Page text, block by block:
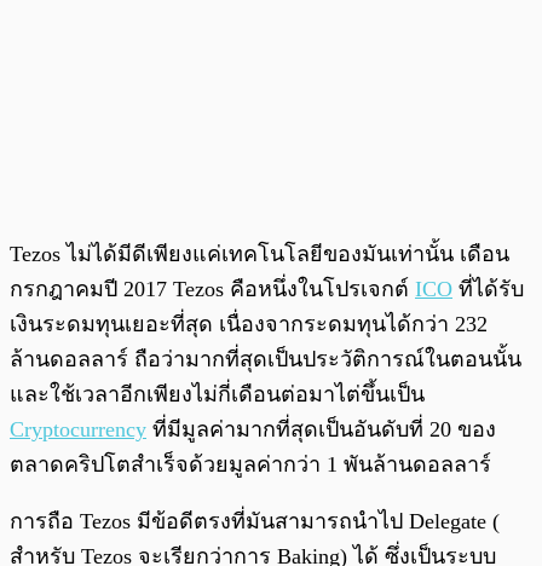
Tezos ไม่ได้มีดีเพียงแค่เทคโนโลยีของมันเท่านั้น เดือน
กรกฎาคมปี 2017 Tezos คือหนึ่งในโปรเจกต์ ICO ที่ได้รับ
เงินระดมทุนเยอะที่สุด เนื่องจากระดมทุนได้กว่า 232
ล้านดอลลาร์ ถือว่ามากที่สุดเป็นประวัติการณ์ในตอนนั้น
และใช้เวลาอีกเพียงไม่กี่เดือนต่อมาไต่ขึ้นเป็น
Cryptocurrency ที่มีมูลค่ามากที่สุดเป็นอันดับที่ 20 ของ
ตลาดคริปโตสำเร็จด้วยมูลค่ากว่า 1 พันล้านดอลลาร์
การถือ Tezos มีข้อดีตรงที่มันสามารถนำไป Delegate (
สำหรับ Tezos จะเรียกว่าการ Baking) ได้ ซึ่งเป็นระบบ